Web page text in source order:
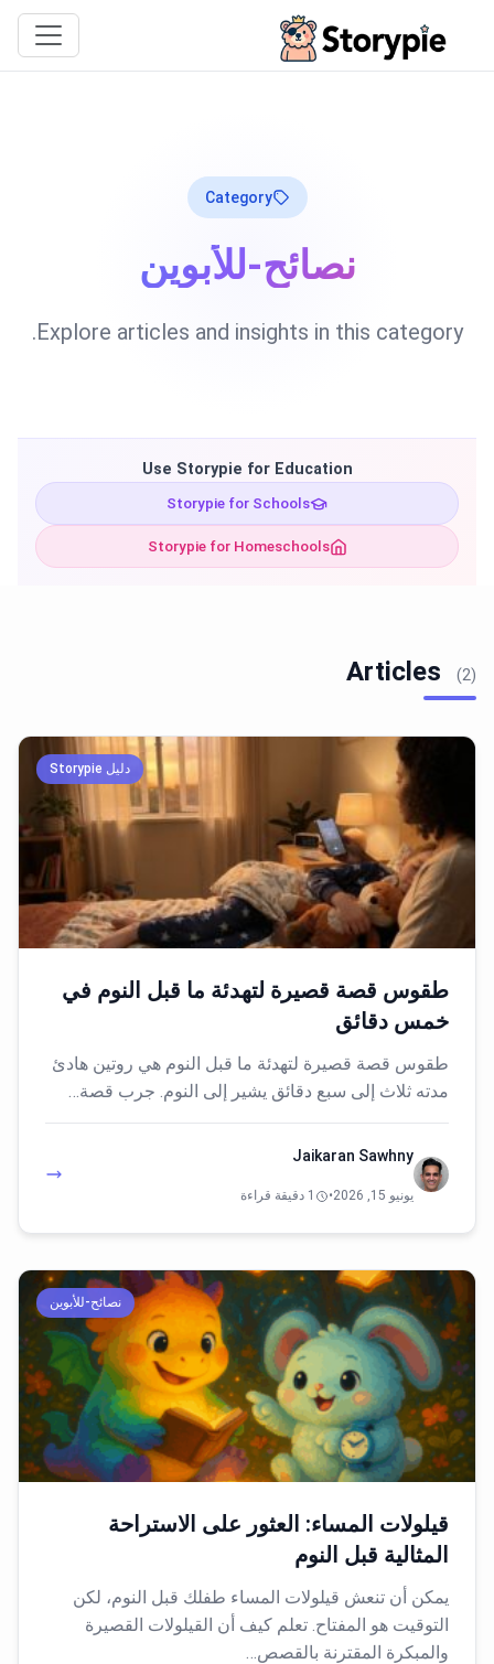
Category
نصائح-للأبوين
Explore articles and insights in this category.
Use Storypie for Education
Storypie for Schools
Storypie for Homeschools
Articles (2)
دليل Storypie
طقوس قصة قصيرة لتهدئة ما قبل النوم في
خمس دقائق
طقوس قصة قصيرة لتهدئة ما قبل النوم هي روتين هادئ
مدته ثلاث إلى سبع دقائق يشير إلى النوم. جرب قصة…
Jaikaran Sawhny
يونيو 15, 2026 • 1 دقيقة قراءة
نصائح-للأبوين
قيلولات المساء: العثور على الاستراحة
المثالية قبل النوم
يمكن أن تنعش قيلولات المساء طفلك قبل النوم، لكن
التوقيت هو المفتاح. تعلم كيف أن القيلولات القصيرة
والمبكرة المقترنة بالقصص…